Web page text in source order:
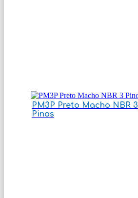
PM3P Preto Macho NBR 3
Pinos